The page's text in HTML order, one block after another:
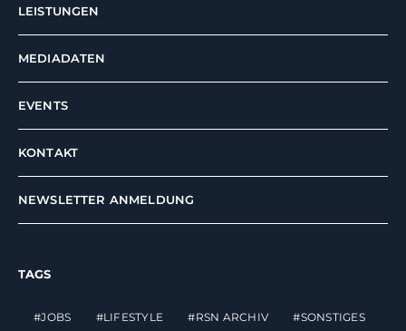
LEISTUNGEN
MEDIADATEN
EVENTS
KONTAKT
NEWSLETTER ANMELDUNG
TAGS
JOBS LIFESTYLE RSN ARCHIV
SONSTIGES